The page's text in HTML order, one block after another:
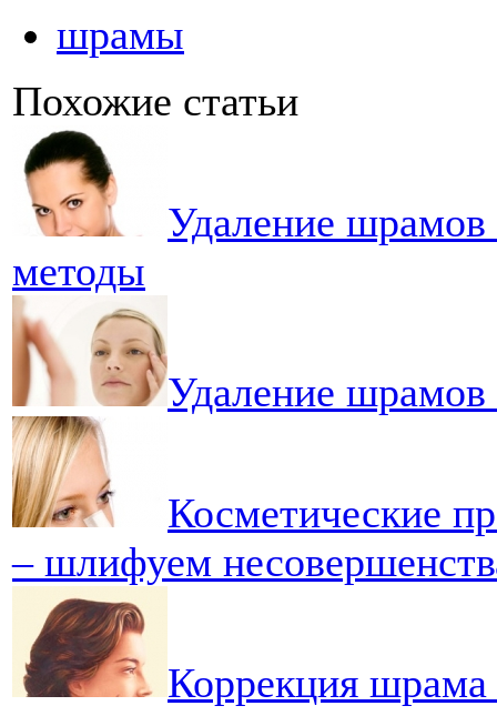
шрамы
Похожие статьи
Удаление
методы
Удаление шрамов
Косметические
– шлифуем
Коррекция